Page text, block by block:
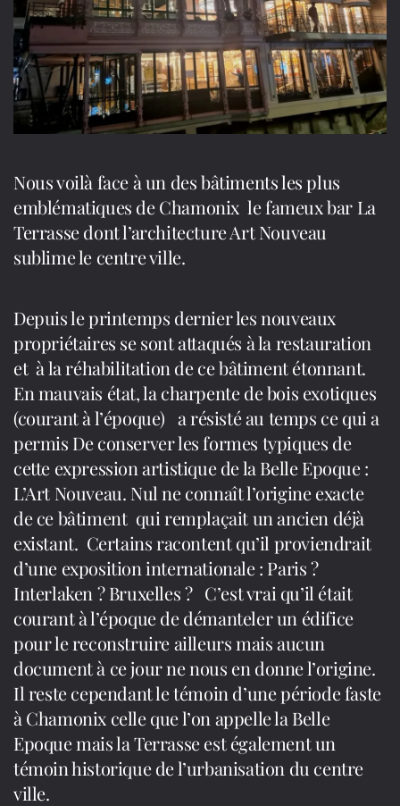
du
Pont
Nous voilà face à un des bâtiments les plus
emblématiques de Chamonix le fameux bar La
Terrasse dont l’architecture Art Nouveau
sublime le centre ville.
Depuis le printemps dernier les nouveaux
propriétaires se sont attaqués à la restauration
et à la réhabilitation de ce bâtiment étonnant.
En mauvais état, la charpente de bois exotiques
(courant à l’époque) a résisté au temps ce qui a
permis De conserver les formes typiques de
cette expression artistique de la Belle Epoque :
L’Art Nouveau. Nul ne connaît l’origine exacte
de ce bâtiment qui remplaçait un ancien déjà
existant. Certains racontent qu’il proviendrait
d’une exposition internationale : Paris ?
Interlaken ? Bruxelles ? C’est vrai qu’il était
courant à l’époque de démanteler un édifice
pour le reconstruire ailleurs mais aucun
document à ce jour ne nous en donne l’origine.
Il reste cependant le témoin d’une période faste
à Chamonix celle que l’on appelle la Belle
Epoque mais la Terrasse est également un
témoin historique de l’urbanisation du centre
ville.